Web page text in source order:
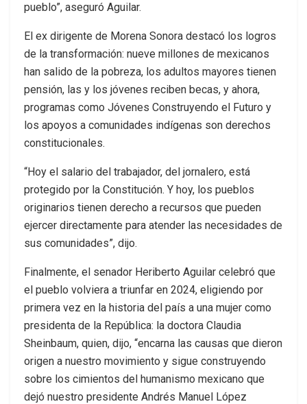
pueblo”, aseguró Aguilar.
El ex dirigente de Morena Sonora destacó los logros
de la transformación: nueve millones de mexicanos
han salido de la pobreza, los adultos mayores tienen
pensión, las y los jóvenes reciben becas, y ahora,
programas como Jóvenes Construyendo el Futuro y
los apoyos a comunidades indígenas son derechos
constitucionales.
“Hoy el salario del trabajador, del jornalero, está
protegido por la Constitución. Y hoy, los pueblos
originarios tienen derecho a recursos que pueden
ejercer directamente para atender las necesidades de
sus comunidades”, dijo.
Finalmente, el senador Heriberto Aguilar celebró que
el pueblo volviera a triunfar en 2024, eligiendo por
primera vez en la historia del país a una mujer como
presidenta de la República: la doctora Claudia
Sheinbaum, quien, dijo, “encarna las causas que dieron
origen a nuestro movimiento y sigue construyendo
sobre los cimientos del humanismo mexicano que
dejó nuestro presidente Andrés Manuel López